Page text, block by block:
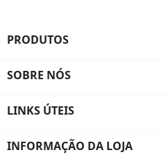
PRODUTOS
SOBRE NÓS
LINKS ÚTEIS
INFORMAÇÃO DA LOJA